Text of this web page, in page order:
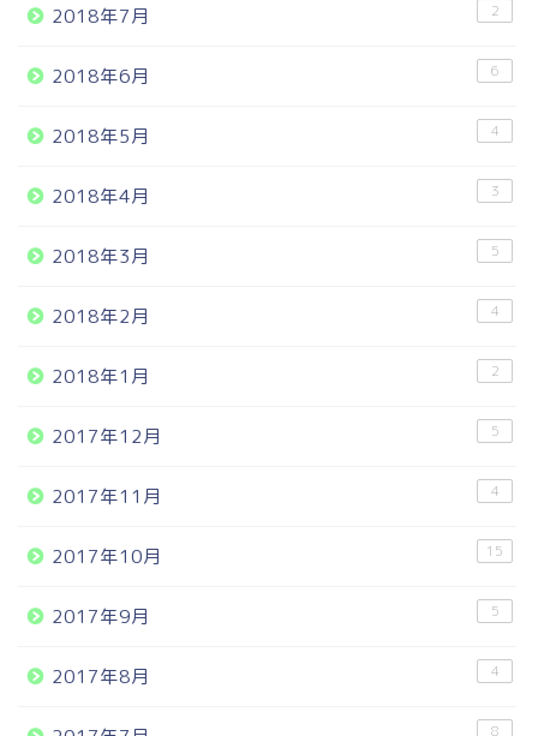
2018年7月 2
2018年6月 6
2018年5月 4
2018年4月 3
2018年3月 5
2018年2月 4
2018年1月 2
2017年12月 5
2017年11月 4
2017年10月 15
2017年9月 5
2017年8月 4
8